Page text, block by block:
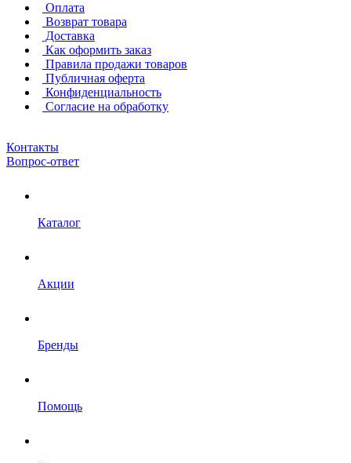
Оплата
Возврат товара
Доставка
Как оформить заказ
Правила продажи товаров
Публичная оферта
Конфиденциальность
Согласие на обработку
Контакты
Вопрос-ответ
Каталог
Акции
Бренды
Помощь